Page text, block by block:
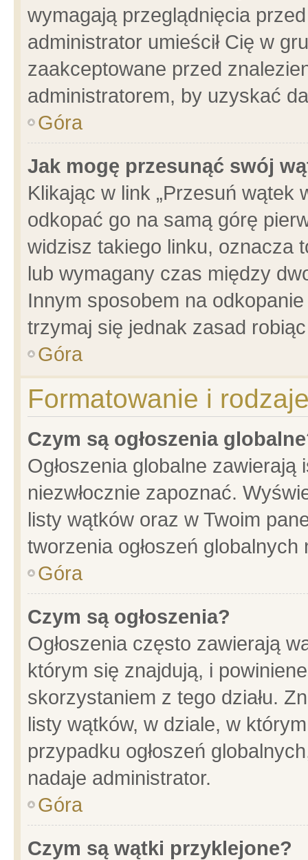
wymagają przeglądnięcia
administrator umieścił Cię w
zaakceptowane przed
administratorem, by uzyskać
Góra
Jak mogę przesunąć swój
Klikając w link „Przesuń wątek
odkopać go na samą górę
widzisz takiego linku, oznacza
lub wymagany czas między
Innym sposobem na
trzymaj się jednak zasad
Góra
Formatowanie i
Czym są ogłoszenia
Ogłoszenia globalne
niezwłocznie zapoznać.
listy wątków oraz w Twoim
tworzenia ogłoszeń
Góra
Czym są ogłoszenia?
Ogłoszenia często zawierają
którym się znajdują, i
skorzystaniem z tego działu.
listy wątków, w dziale, w
przypadku ogłoszeń
nadaje administrator.
Góra
Czym są wątki przyklejone?